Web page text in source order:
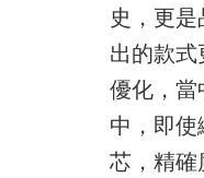
史，更
出的款
優化，
中，即
芯，精確